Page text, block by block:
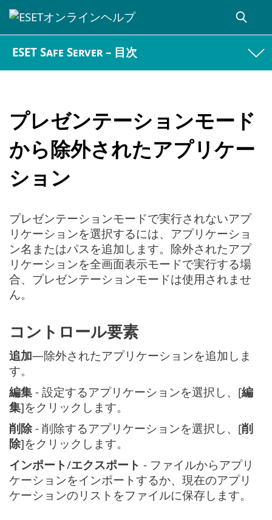
ESET Safe Server – 目次
プレゼンテーションモード
から除外されたアプリケー
ション
プレゼンテーションモードで実行されないアプ
リケーションを選択するには、アプリケーショ
ン名またはパスを追加します。除外されたアプ
リケーションを全画面表示モードで実行する場
合、プレゼンテーションモードは使用されませ
ん。
コントロール要素
追加—除外されたアプリケーションを追加しま
す。
編集 - 設定するアプリケーションを選択し、[編
集]をクリックします。
削除 - 削除するアプリケーションを選択し、[削
除]をクリックします。
インポート/エクスポート - ファイルからアプリ
ケーションをインポートするか、現在のアプリ
ケーションのリストをファイルに保存します。